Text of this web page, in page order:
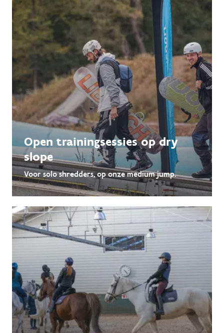
Open trainingsessies op dry
slope
Voor solo shredders, op onze medium jump.